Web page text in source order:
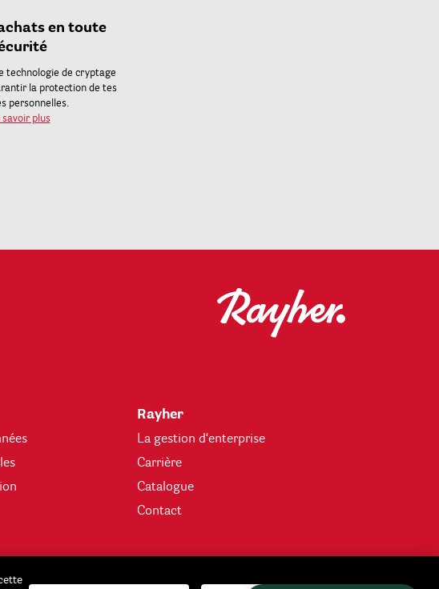
en toute
technologie de cryptage
la protection de tes
personnelles.
savoir plus
Rayher
La gestion d‘enterprise
Carrière
Catalogue
Contact